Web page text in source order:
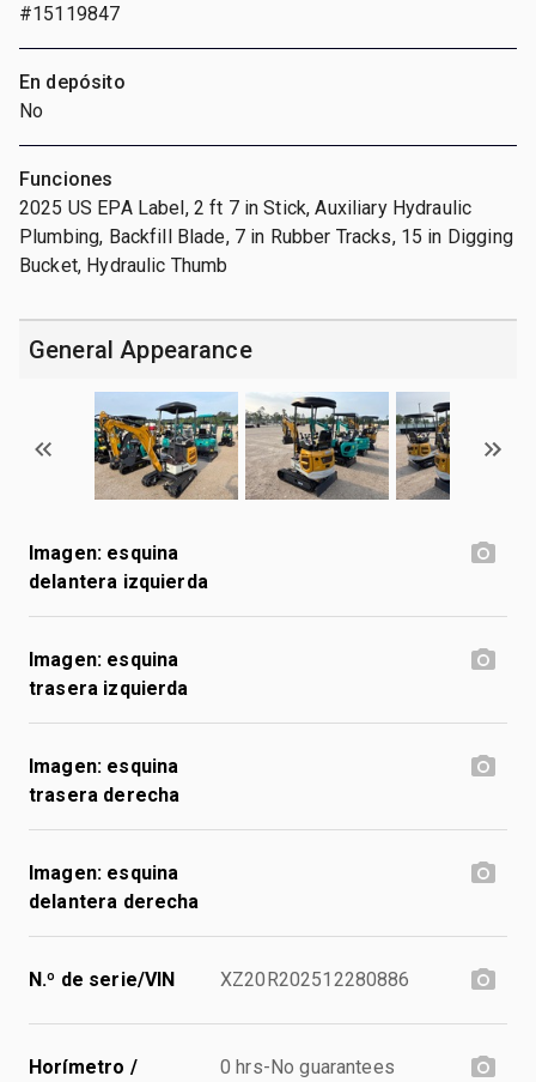
#15119847
En depósito
No
Funciones
2025 US EPA Label, 2 ft 7 in Stick, Auxiliary Hydraulic
Plumbing, Backfill Blade, 7 in Rubber Tracks, 15 in Digging
Bucket, Hydraulic Thumb
General Appearance
Imagen: esquina
delantera izquierda
Imagen: esquina
trasera izquierda
Imagen: esquina
trasera derecha
Imagen: esquina
delantera derecha
N.º de serie/VIN XZ20R202512280886
Horímetro /
0 hrs-No guarantees